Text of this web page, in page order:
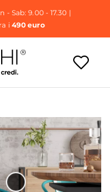
- Sab: 9.00 - 17.30 |
i 490 euro